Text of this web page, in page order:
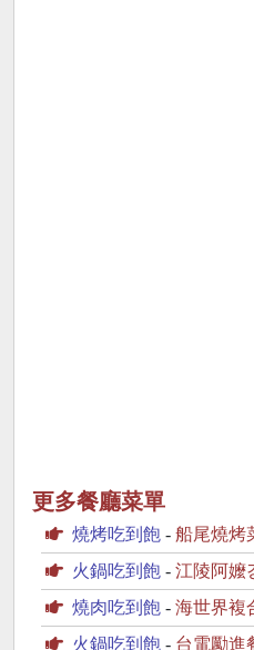
更多餐廳菜單
燒烤吃到飽 - 船尾燒烤
火鍋吃到飽 - 江陵阿嬤
燒肉吃到飽 - 海世界複
火鍋吃到飽 - 台電勵進